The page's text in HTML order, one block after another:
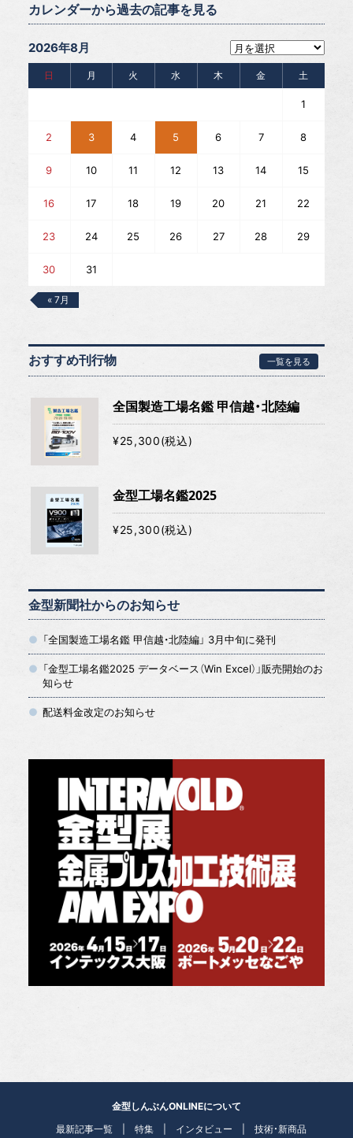
カレンダーから過去の記事を見る
2026年8月
日 月 火 水 木 金 土
1
2 3 4 5 6 7 8
9 10 11 12 13 14 15
16 17 18 19 20 21 22
23 24 25 26 27 28 29
30 31
« 7月
おすすめ刊行物 一覧を見る
全国製造工場名鑑 甲信越・北陸編
¥25,300(税込)
金型工場名鑑2025
¥25,300(税込)
金型新聞社からのお知らせ
「全国製造工場名鑑 甲信越・北陸編」 3月中旬に発刊
「金型工場名鑑2025 データベース（Win Excel）」販売開始のお
知らせ
配送料金改定のお知らせ
金型しんぶんONLINEについて
最新記事一覧
特集 インタビュー 技術・新商品